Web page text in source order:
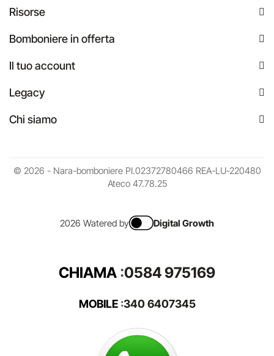
Risorse
Bomboniere in offerta
Il tuo account
Legacy
Chi siamo
© 2026 - Nara-bomboniere PI.02372780466 REA-LU-220480
Ateco 47.78.25
2026 Watered by Digital Growth
CHIAMA :0584 975169
MOBILE:340 6407345